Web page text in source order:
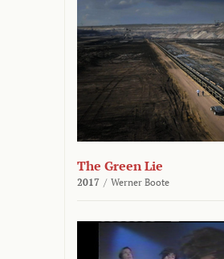
The Green Lie
2017 / Werner Boote